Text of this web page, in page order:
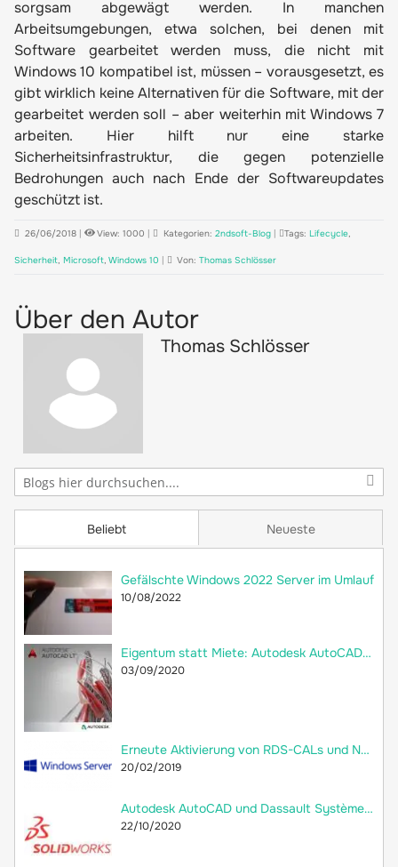
Beliebt
Gefälschte Windows 2022 Server im Umlauf
10/08/2022
Eigentum statt Miete: Autodesk AutoCAD LT 2018 jetzt als Dauerlizenz bei 2ndsoft kaufen!
03/09/2020
Erneute Aktivierung von RDS-CALs und Neuerstellung der Remotedesktop-Lizenzdatenbank
20/02/2019
Autodesk AutoCAD und Dassault Systèmes SolidWorks: Welche Unterschiede gibt es?
22/10/2020
Neueste
sorgsam abgewägt werden. In manchen
Arbeitsumgebungen, etwa solchen, bei denen mit
Software gearbeitet werden muss, die nicht mit
Windows 10 kompatibel ist, müssen – vorausgesetzt, es
gibt wirklich keine Alternativen für die Software, mit der
gearbeitet werden soll – aber weiterhin mit Windows 7
arbeiten. Hier hilft nur eine starke
Sicherheitsinfrastruktur, die gegen potenzielle
Bedrohungen auch nach Ende der Softwareupdates
geschützt ist.
26/06/2018 View: 1000 Kategorien: 2ndsoft-Blog Tags: Lifecycle,
Sicherheit, Microsoft, Windows 10 Von: Thomas Schlösser
Über den Autor
Thomas Schlösser